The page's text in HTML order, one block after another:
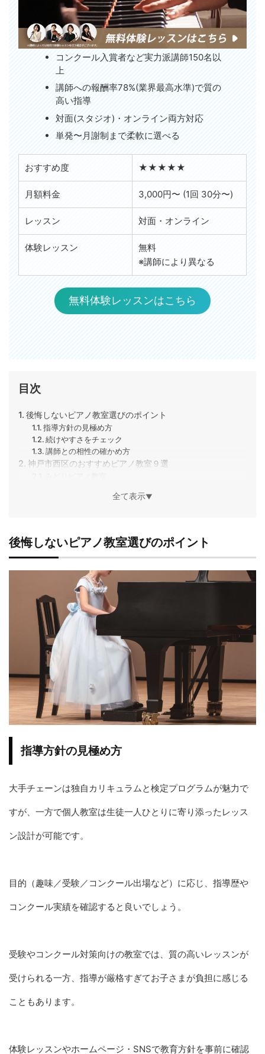
コンクール入賞者など実力派講師150名以
上
講師への報酬率78%(業界最高水準)で質の
高い指導
対面(スタジオ)・オンライン両方対応
単発〜月謝制まで柔軟に選べる
おすすめ度 ★★★★★
月額料金 3,000円〜 (1回 30分〜)
レッスン 対面・オンライン
体験レッスン
無料
※講師により異なる
無料体験レッスンはこちら
目次
後悔しないピアノ教室選びのポイント
指導方針の見極め方
続けやすさをチェック
講師との相性の確かめ方
神戸市西区のおすすめピアノ教室９選
高田歌子ピアノ教室
TAKEMOTOピアノ教室
冨永ピアノ教室
Piano Lesson
スガナミ楽器 伊川谷ミュージックセンター
番外編：西区近郊のおすすめピアノ教室
椿音楽教室
まとめ
全て表示▼
後悔しないピアノ教室選びのポイント
指導方針の見極め方
大手チェーンは独自カリキュラムと検定プログラムが魅力で
すが、一方で個人教室は生徒一人ひとりに寄り添ったレッス
ン設計が可能です。
目的（趣味／受験／コンクール出場など）に応じ、指導歴や
コンクール実績を確認すると良いでしょう。
受験やコンクール対策向けの教室では、質の高いレッスンが
受けられる一方、指導が厳格すぎてお子さまが負担に感じる
こともあります。
体験レッスンやホームページ・SNSで教育方針を事前に確認